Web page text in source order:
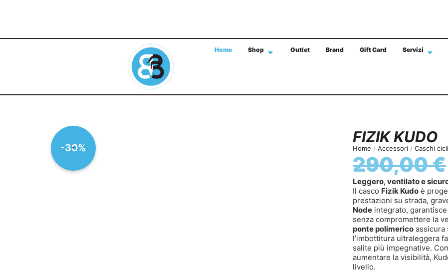
Home Shop Outlet Brand Gift Card Servizi
-30%
FIZIK KUDO
Home / Accessori / Caschi
290,00€
Leggero, ventilato e
Il casco Fizik Kudo è
prestazioni su strada,
Node integrato,
senza compromettere la
ponte polimerico assicura
l’imbottitura ultraleggera
salite più impegnative.
aumentare la visibilità,
livello.